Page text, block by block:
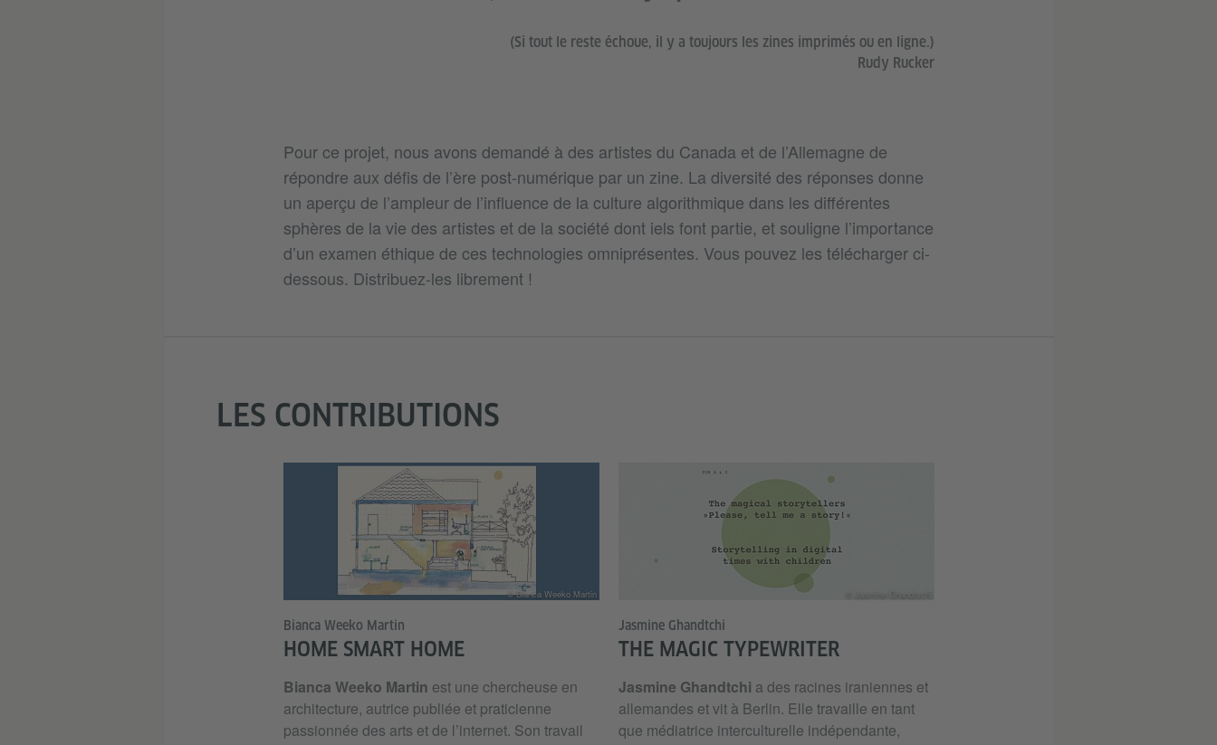
(Si tout le reste échoue, il y a toujours les zines imprimés ou en ligne.)
Rudy Rucker
Pour ce projet, nous avons demandé à des artistes du Canada et de l’Allemagne de
répondre aux défis de l’ère post-numérique par un zine. La diversité des réponses donne
un aperçu de l’ampleur de l’influence de la culture algorithmique dans les différentes
sphères de la vie des artistes et de la société dont iels font partie, et souligne l’importance
d’un examen éthique de ces technologies omniprésentes. Vous pouvez les télécharger ci-
dessous. Distribuez-les librement !
LES CONTRIBUTIONS
© Bianca Weeko Martin
Bianca Weeko Martin
HOME SMART HOME
Bianca Weeko Martin est une chercheuse en
architecture, autrice publiée et praticienne
passionnée des arts et de l’internet. Son travail
© Jasmine Ghandtschi
Jasmine Ghandtchi
THE MAGIC TYPEWRITER
Jasmine Ghandtchi a des racines iraniennes et
allemandes et vit à Berlin. Elle travaille en tant
que médiatrice interculturelle indépendante,